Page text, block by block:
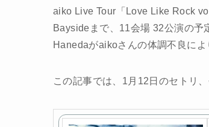
aiko Live Tour「Love Like Rock
Baysideまで、11会場 32公演の
Hanedaがaikoさんの体調不良によ
この記事では、1月12日のセトリ